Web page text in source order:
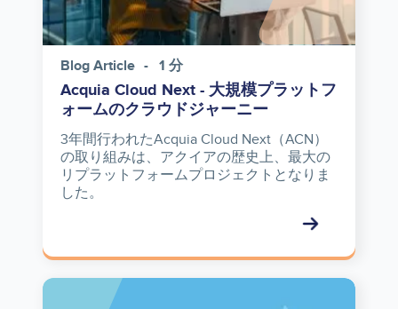
Blog Article 1 分
Acquia Cloud Next - 大規模プラットフ
ォームのクラウドジャーニー
3年間行われたAcquia Cloud Next（ACN）
の取り組みは、アクイアの歴史上、最大の
リプラットフォームプロジェクトとなりま
した。
Image